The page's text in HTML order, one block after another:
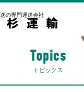
の専門運送会社
Topics
トピックス